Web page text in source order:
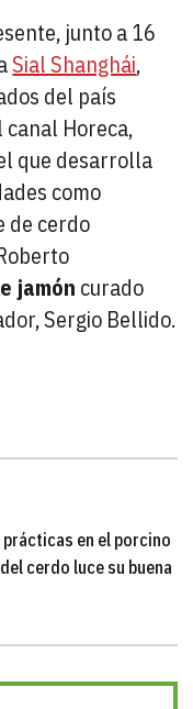
junto a 16
Sial Shanghái,
del país
Horeca,
que desarrolla
como
de cerdo
jamón curado
Sergio Bellido.
en el porcino
cerdo luce su buena